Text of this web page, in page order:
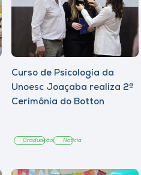
Curso de Psicologia da
Unoesc Joaçaba realiza 2ª
Cerimônia do Botton
Graduação Notícia